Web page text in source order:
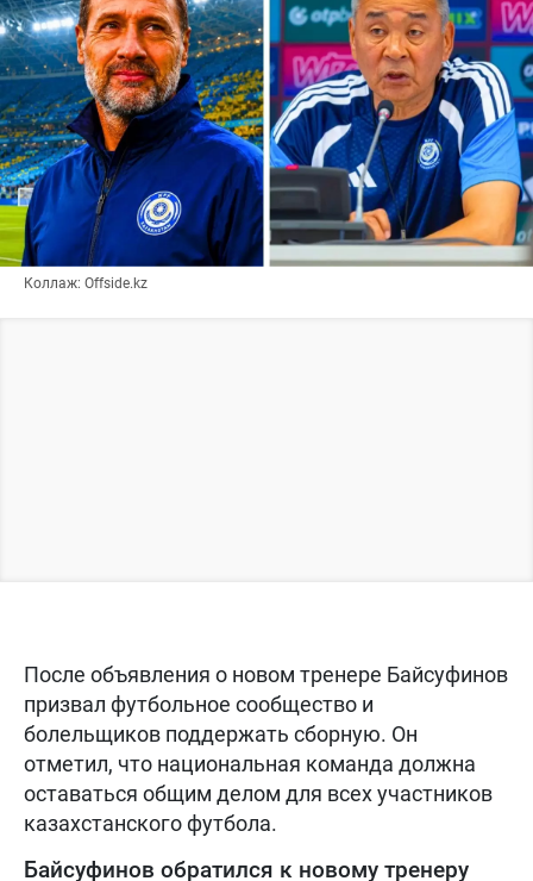
Коллаж: Offside.kz
После объявления о новом тренере Байсуфинов
призвал футбольное сообщество и
болельщиков поддержать сборную. Он
отметил, что национальная команда должна
оставаться общим делом для всех участников
казахстанского футбола.
Байсуфинов обратился к новому тренеру